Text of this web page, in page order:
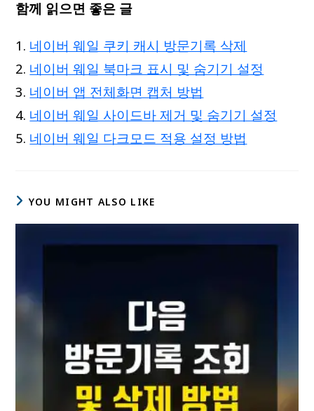
함께 읽으면 좋은 글
네이버 웨일 쿠키 캐시 방문기록 삭제
네이버 웨일 북마크 표시 및 숨기기 설정
네이버 앱 전체화면 캡처 방법
네이버 웨일 사이드바 제거 및 숨기기 설정
네이버 웨일 다크모드 적용 설정 방법
YOU MIGHT ALSO LIKE